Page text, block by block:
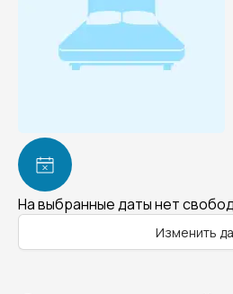
На выбранные даты нет
Изменить